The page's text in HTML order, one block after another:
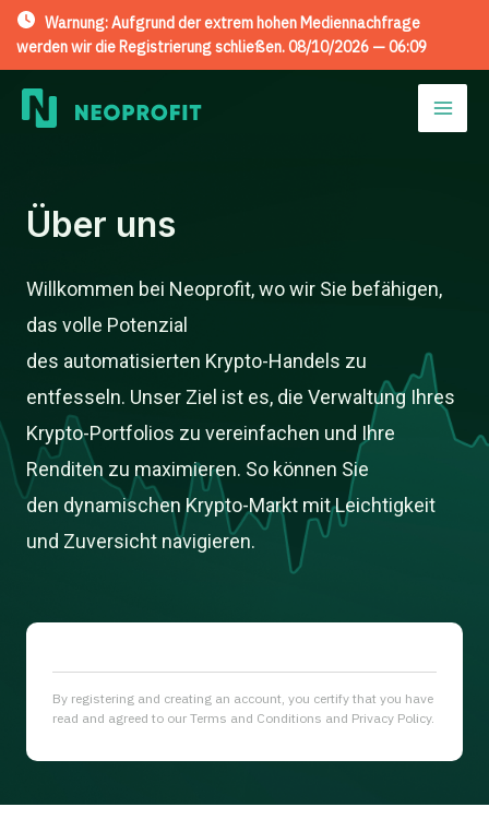
Warnung: Aufgrund der extrem hohen Mediennachfrage
werden wir die Registrierung schließen. 08/10/2026 —06:08
Skip
Über uns
Willkommen bei Neoprofit, wo wir Sie befähigen,
das volle Potenzial
des automatisierten Krypto-Handels zu
entfesseln. Unser Ziel ist es, die Verwaltung Ihres
Krypto-Portfolios zu vereinfachen und Ihre
Renditen zu maximieren. So können Sie
den dynamischen Krypto-Markt mit Leichtigkeit
und Zuversicht navigieren.
By registering and creating an account, you certify that you have
read and agreed to our Terms and Conditions and Privacy Policy.